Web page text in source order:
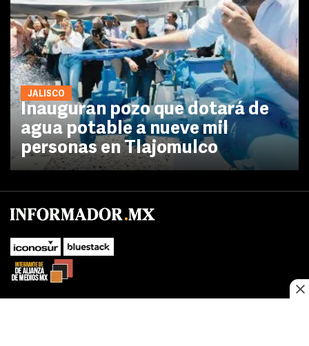
JALISCO
Inauguran pozo que dotará de
agua potable a nueve mil
personas en Tlajomulco